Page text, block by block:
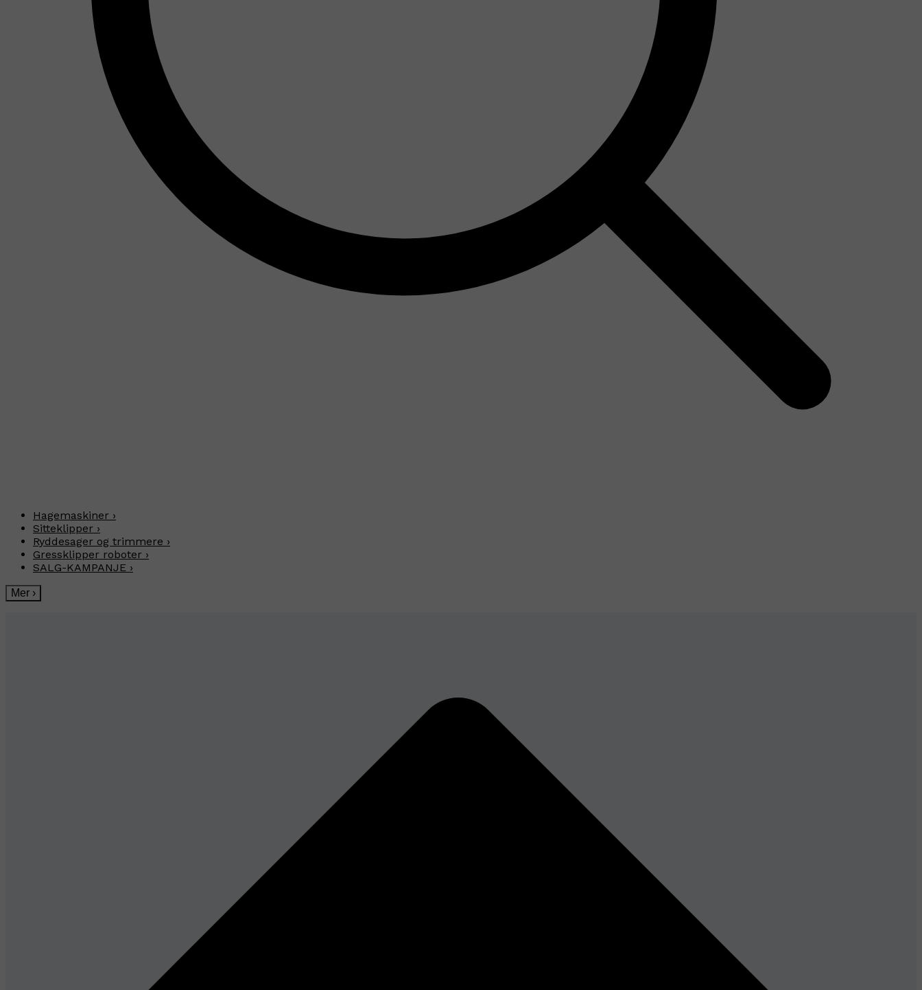
Hagemaskiner ›
Sitteklipper ›
Ryddesager og trimmere ›
Gressklipper roboter ›
SALG-KAMPANJE ›
Mer ›